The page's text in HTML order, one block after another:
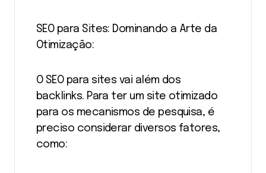
SEO para Sites: Dominando a Arte da
Otimização:
O SEO para sites vai além dos
backlinks. Para ter um site otimizado
para os mecanismos de pesquisa, é
preciso considerar diversos fatores,
como: